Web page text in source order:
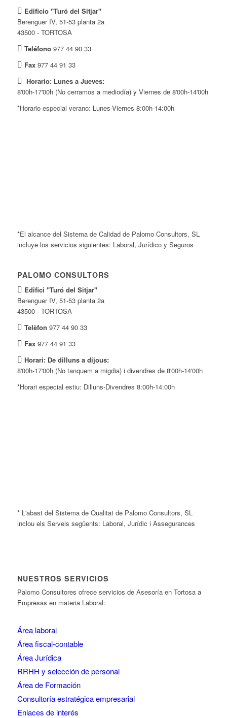
Edificio "Turó del Sitjar"
Berenguer IV, 51-53 planta 2a
43500 - TORTOSA
Teléfono977 44 90 33
Fax977 44 91 33
Horario: Lunes a Jueves:
8'00h-17'00h (No cerramos a mediodía) y Viernes de 8'00h-14'00h
*Horario especial verano: Lunes-Viernes 8:00h-14:00h
*El alcance del Sistema de Calidad de Palomo Consultors, SL
incluye los servicios siguientes: Laboral, Jurídico y Seguros
PALOMO CONSULTORS
Edifici "Turó del Sitjar"
Berenguer IV, 51-53 planta 2a
43500 - TORTOSA
Telèfon 977 44 90 33
Fax977 44 91 33
Horari: De dilluns a dijous:
8'00h-17'00h (No tanquem a migdia) i divendres de 8'00h-14'00h
*Horari especial estiu: Dilluns-Divendres 8:00h-14:00h
* L'abast del Sistema de Qualitat de Palomo Consultors, SL
inclou els Serveis següents: Laboral, Jurídic i Assegurances
NUESTROS SERVICIOS
Palomo Consultores ofrece servicios de Asesoría en Tortosa a
Empresas en materia Laboral:
Área laboral
Área fiscal-contable
Área Jurídica
RRHH y selección de personal
Área de Formación
Consultoría estratégica empresarial
Enlaces de interés